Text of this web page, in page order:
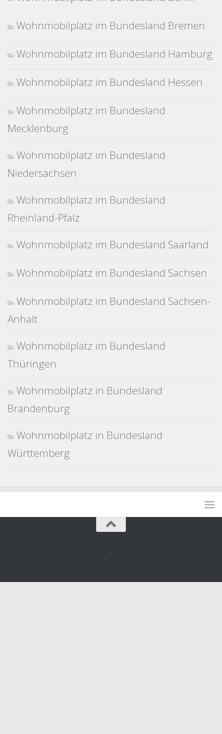
Wohnmobilplatz im Bundesland Bremen
Wohnmobilplatz im Bundesland Hamburg
Wohnmobilplatz im Bundesland Hessen
Wohnmobilplatz im Bundesland
Mecklenburg
Wohnmobilplatz im Bundesland
Niedersachsen
Wohnmobilplatz im Bundesland
Rheinland-Pfalz
Wohnmobilplatz im Bundesland Saarland
Wohnmobilplatz im Bundesland Sachsen
Wohnmobilplatz im Bundesland Sachsen-
Anhalt
Wohnmobilplatz im Bundesland
Thüringen
Wohnmobilplatz in Bundesland
Brandenburg
Wohnmobilplatz in Bundesland
Württemberg
.